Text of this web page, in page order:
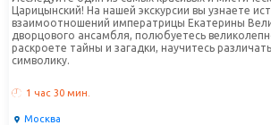
Царицынский! На нашей экскурсии вы узнаете
взаимоотношений императрицы Екатерины
дворцового ансамбля, полюбуетесь
раскроете тайны и загадки, научитесь
символику.
1 час 30 мин.
Москва